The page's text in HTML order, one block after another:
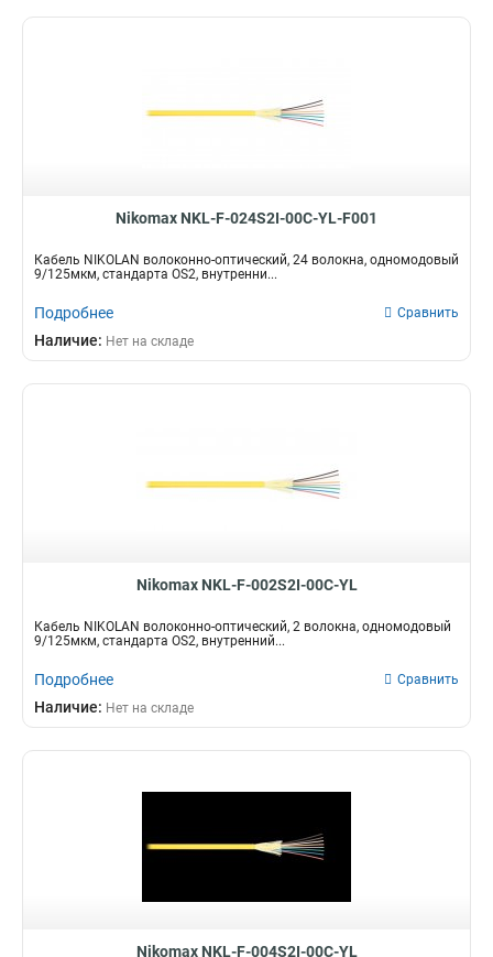
Nikomax NKL-F-024S2I-00C-YL-F001
Кабель NIKOLAN волоконно-оптический, 24 волокна, одномодовый
9/125мкм, стандарта OS2, внутренни...
Подробнее Сравнить
Наличие: Нет на складе
Nikomax NKL-F-002S2I-00C-YL
Кабель NIKOLAN волоконно-оптический, 2 волокна, одномодовый
9/125мкм, стандарта OS2, внутренний...
Подробнее Сравнить
Наличие: Нет на складе
Nikomax NKL-F-004S2I-00C-YL